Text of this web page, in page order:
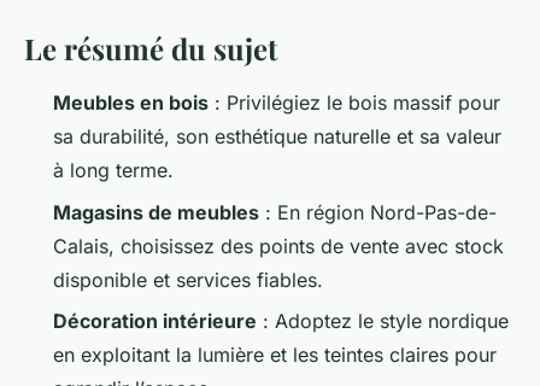
Le résumé du sujet
Meubles en bois : Privilégiez le bois massif pour
sa durabilité, son esthétique naturelle et sa valeur
à long terme.
Magasins de meubles : En région Nord-Pas-de-
Calais, choisissez des points de vente avec stock
disponible et services fiables.
Décoration intérieure : Adoptez le style nordique
en exploitant la lumière et les teintes claires pour